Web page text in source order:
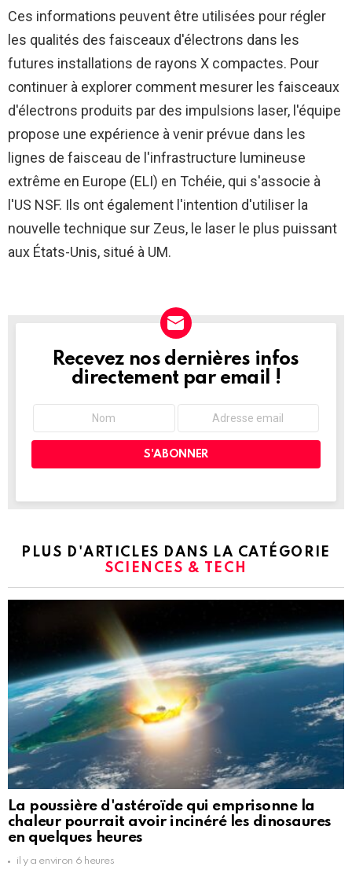
Ces informations peuvent être utilisées pour régler
les qualités des faisceaux d'électrons dans les
futures installations de rayons X compactes. Pour
continuer à explorer comment mesurer les faisceaux
d'électrons produits par des impulsions laser, l'équipe
propose une expérience à venir prévue dans les
lignes de faisceau de l'infrastructure lumineuse
extrême en Europe (ELI) en Tchéie, qui s'associe à
l'US NSF. Ils ont également l'intention d'utiliser la
nouvelle technique sur Zeus, le laser le plus puissant
aux États-Unis, situé à UM.
NEWSLETTER
Recevez nos dernières infos
directement par email !
PLUS D'ARTICLES DANS LA CATÉGORIE
SCIENCES & TECH
La poussière d'astéroïde qui emprisonne la
chaleur pourrait avoir incinéré les dinosaures
en quelques heures
il y a environ 6 heures